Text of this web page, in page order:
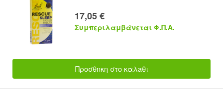
17,05 €
Συμπεριλαμβάνεται Φ.Π.Α.
Προσθnκη στο καλaθι